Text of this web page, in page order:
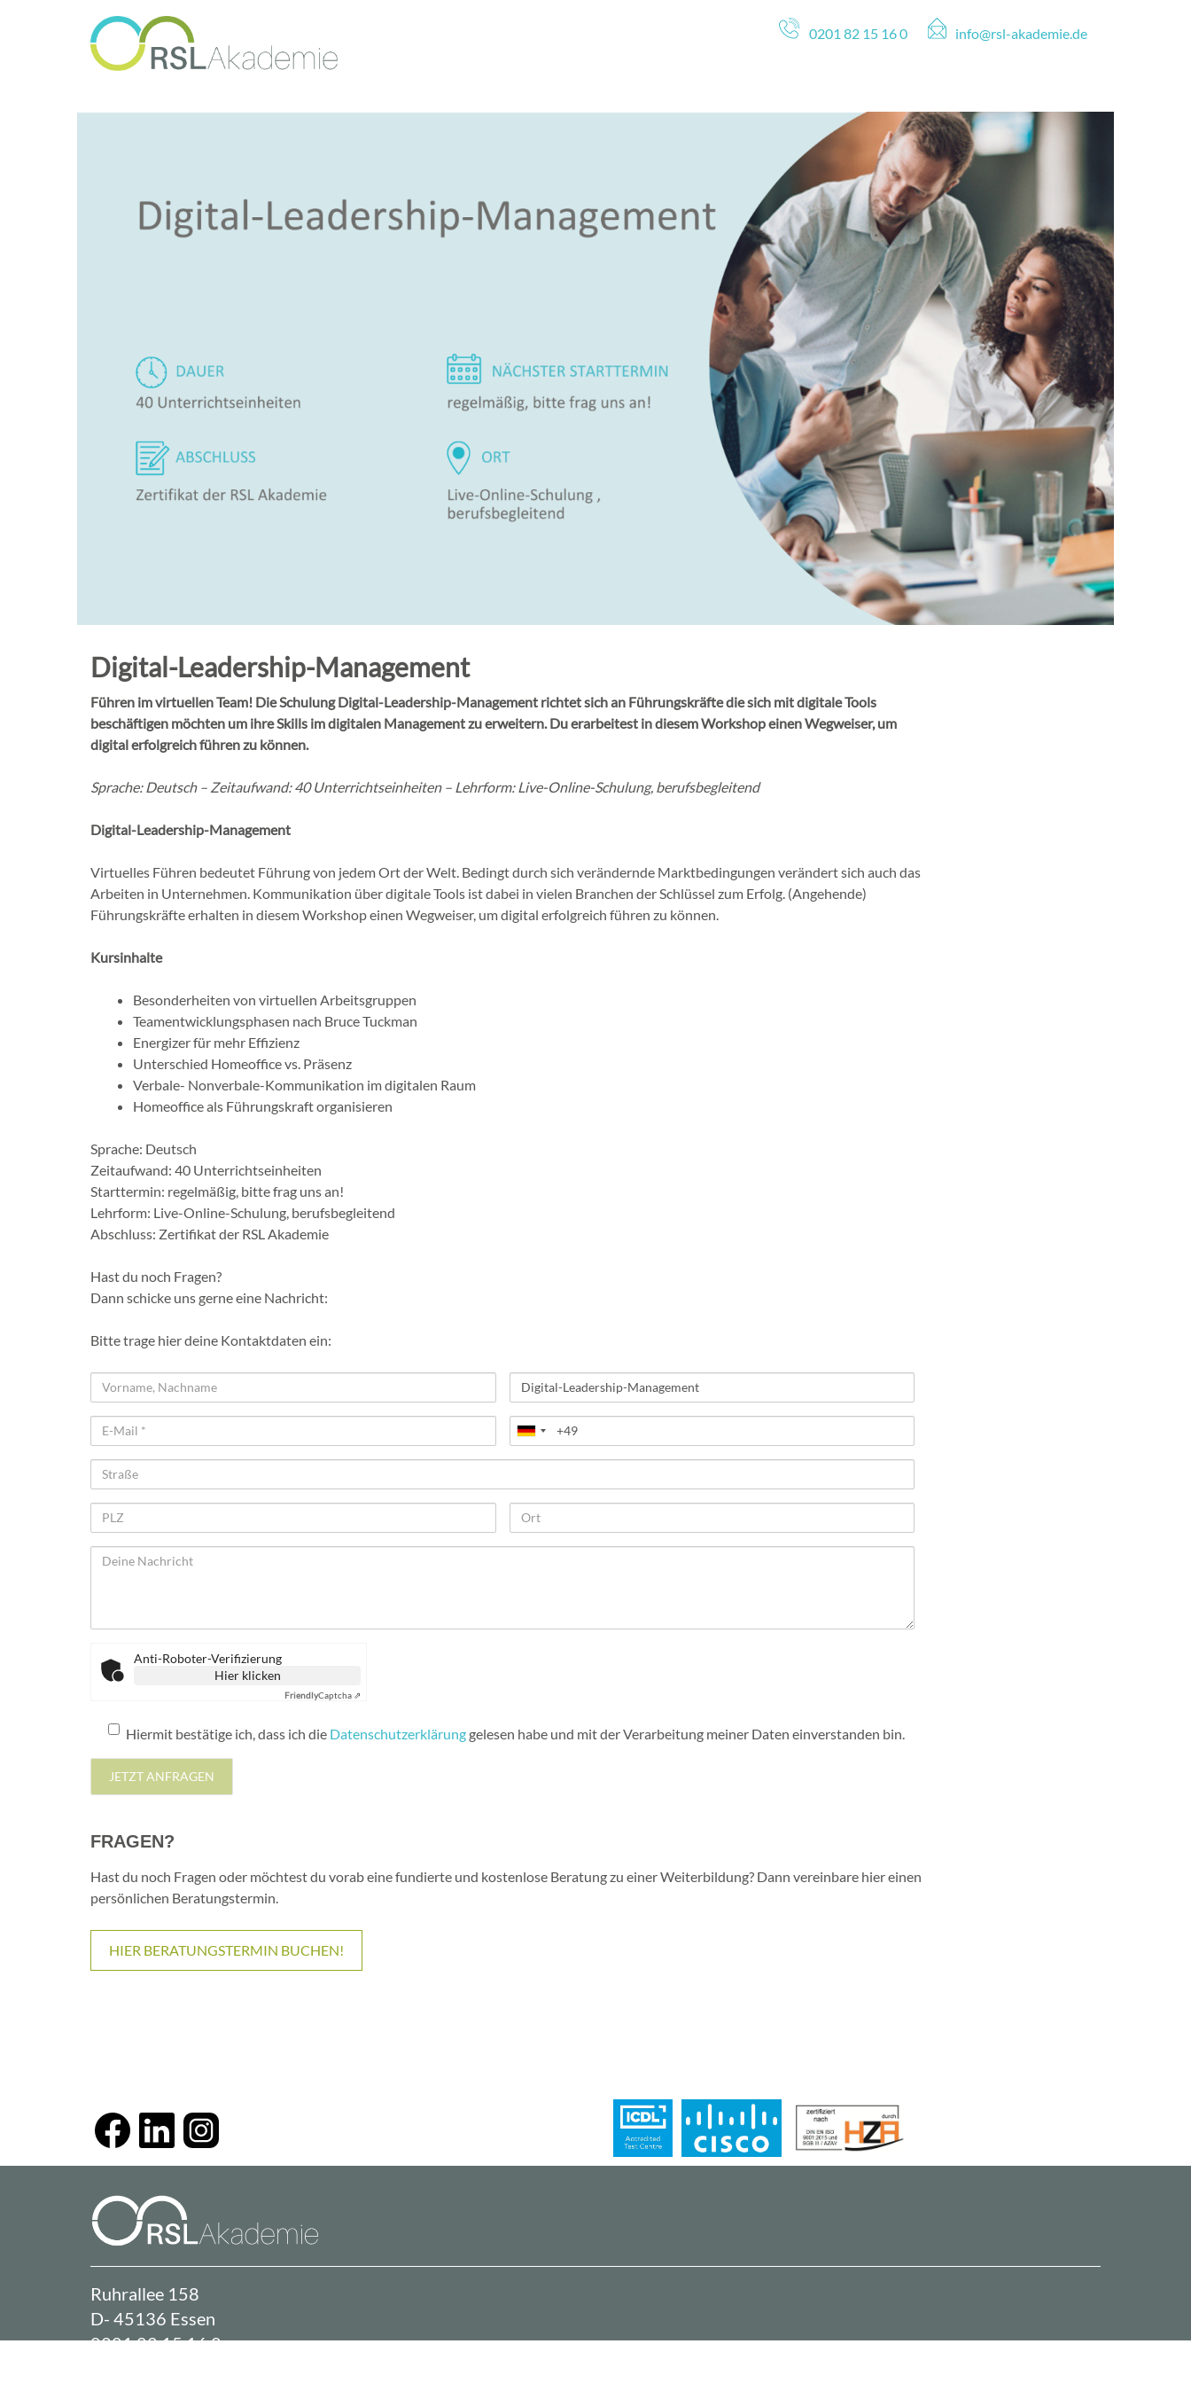
0201 82 15 16 0 info@rsl-akademie.de
Digital-Leadership-Management
Führen im virtuellen Team! Die Schulung Digital-Leadership-Management richtet sich an Führungskräfte die sich mit digitale Tools
beschäftigen möchten um ihre Skills im digitalen Management zu erweitern. Du erarbeitest in diesem Workshop einen Wegweiser, um
digital erfolgreich führen zu können.
Sprache: Deutsch – Zeitaufwand: 40 Unterrichtseinheiten – Lehrform: Live-Online-Schulung, berufsbegleitend
Digital-Leadership-Management
Virtuelles Führen bedeutet Führung von jedem Ort der Welt. Bedingt durch sich verändernde Marktbedingungen verändert sich auch das
Arbeiten in Unternehmen. Kommunikation über digitale Tools ist dabei in vielen Branchen der Schlüssel zum Erfolg. (Angehende)
Führungskräfte erhalten in diesem Workshop einen Wegweiser, um digital erfolgreich führen zu können.
Kursinhalte
Besonderheiten von virtuellen Arbeitsgruppen
Teamentwicklungsphasen nach Bruce Tuckman
Energizer für mehr Effizienz
Unterschied Homeoffice vs. Präsenz
Verbale- Nonverbale-Kommunikation im digitalen Raum
Homeoffice als Führungskraft organisieren
Sprache: Deutsch
Zeitaufwand: 40 Unterrichtseinheiten
Starttermin: regelmäßig, bitte frag uns an!
Lehrform: Live-Online-Schulung, berufsbegleitend
Abschluss: Zertifikat der RSL Akademie
Hast du noch Fragen?
Dann schicke uns gerne eine Nachricht:
Bitte trage hier deine Kontaktdaten ein:
Name Betreff
Mail
Telefon
Straße
PLZ Ort
Anmerkung
Anti-Roboter-Verifizierung
Hier klicken
FriendlyCaptcha ⇗
Datenschutz
Hiermit bestätige ich, dass ich die Datenschutzerklärung gelesen habe und mit der Verarbeitung meiner Daten einverstanden bin.
FRAGEN?
Hast du noch Fragen oder möchtest du vorab eine fundierte und kostenlose Beratung zu einer Weiterbildung? Dann vereinbare hier einen
persönlichen Beratungstermin.
HIER BERATUNGSTERMIN BUCHEN!
Ruhrallee 158
D- 45136 Essen
0201 82 15 16 0